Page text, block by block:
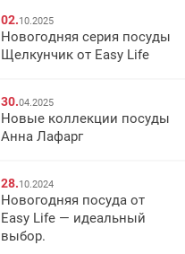
02.10.2025
Новогодняя серия посуды
Щелкунчик от Easy Life
30.04.2025
Новые коллекции посуды
Анна Лафарг
28.10.2024
Новогодняя посуда от
Easy Life — идеальный
выбор.